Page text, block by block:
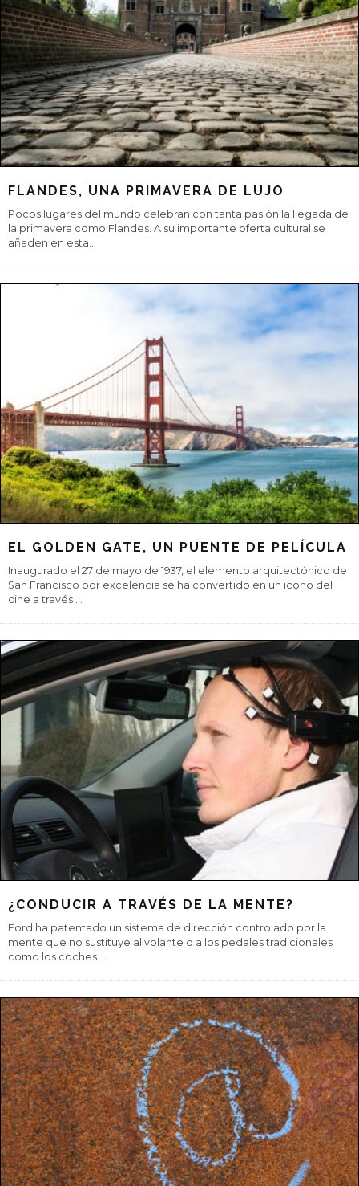
RUTA DEL DUERO, CASTILLOS,
MONASTERIOS, BODEGAS…
Una ruta por el río Duero vertebra un viaje lleno de atractivos y
podríamos detenernos en cada una de sus curvas o en cada
paisaje que encon...
FLANDES, UNA PRIMAVERA DE LUJO
Pocos lugares del mundo celebran con tanta pasión la llegada de
la primavera como Flandes. A su importante oferta cultural se
añaden en esta...
EL GOLDEN GATE, UN PUENTE DE PELÍCULA
Inaugurado el 27 de mayo de 1937, el elemento arquitectónico de
San Francisco por excelencia se ha convertido en un icono del
cine a través...
¿CONDUCIR A TRAVÉS DE LA MENTE?
Ford ha patentado un sistema de dirección controlado por la